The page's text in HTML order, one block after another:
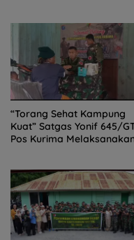
“Torang Sehat Kampung
Kuat” Satgas Yonif 645/
Pos Kurima